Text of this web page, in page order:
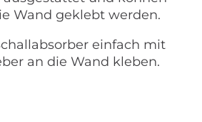
Wand geklebt werden.
einfach mit
an die Wand kleben.